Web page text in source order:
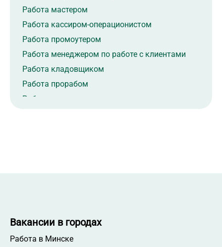
Работа мастером
Работа кассиром-операционистом
Работа промоутером
Работа менеджером по работе с клиентами
Работа кладовщиком
Работа прорабом
Работа мастером участка
Работа менеджером АХО
Работа менеджером по продажам
Вакансии в городах
Работа в Минске